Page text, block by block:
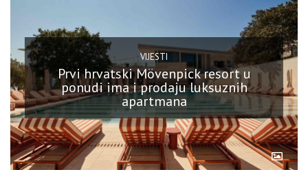
VIJESTI
Prvi hrvatski Mövenpick resort u
ponudi ima i prodaju luksuznih
apartmana